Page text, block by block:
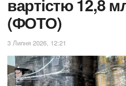
вартістю 12,8
(ФОТО)
3 Липня 2026, 12:21